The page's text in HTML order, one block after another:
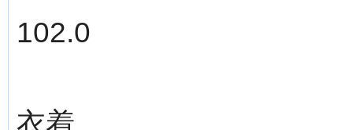
102.0
衣着